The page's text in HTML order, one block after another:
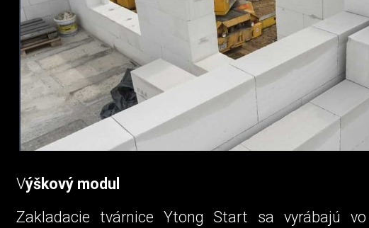
Výškový modul
Zakladacie tvárnice Ytong Start sa vyrábajú